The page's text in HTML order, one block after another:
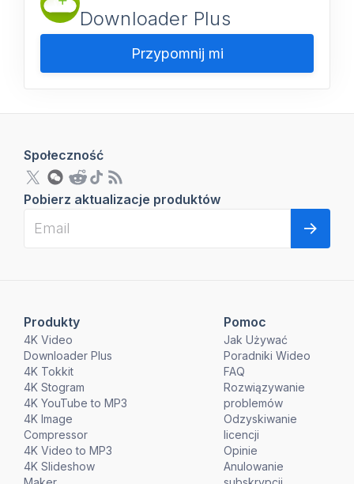
Downloader Plus
Przypomnij mi
Produkty
4K Video
Downloader Plus
4K Tokkit
4K Stogram
4K YouTube to MP3
4K Image
Compressor
4K Video to MP3
4K Slideshow
Pomoc
Jak Używać
Poradniki Wideo
FAQ
Rozwiązywanie
problemów
Odzyskiwanie
licencji
Opinie
Anulowanie
Społeczność
Pobierz aktualizacje produktów